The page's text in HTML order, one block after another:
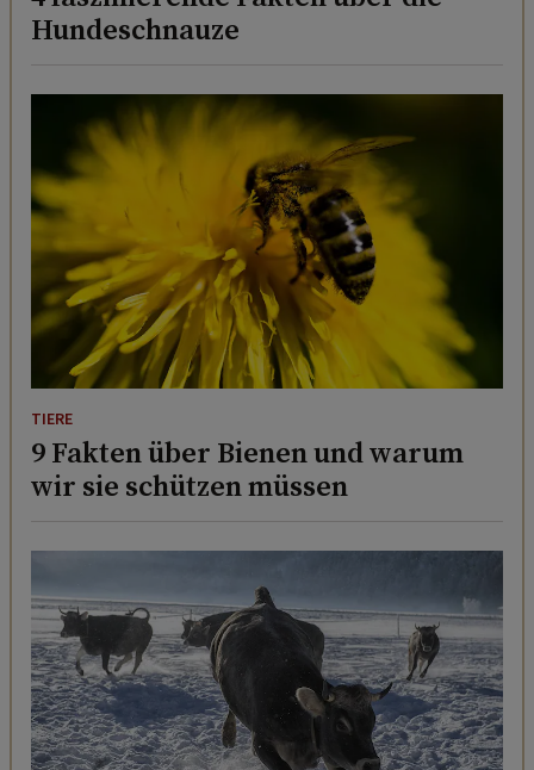
Hundeschnauze
TIERE
9 Fakten über Bienen und warum
wir sie schützen müssen